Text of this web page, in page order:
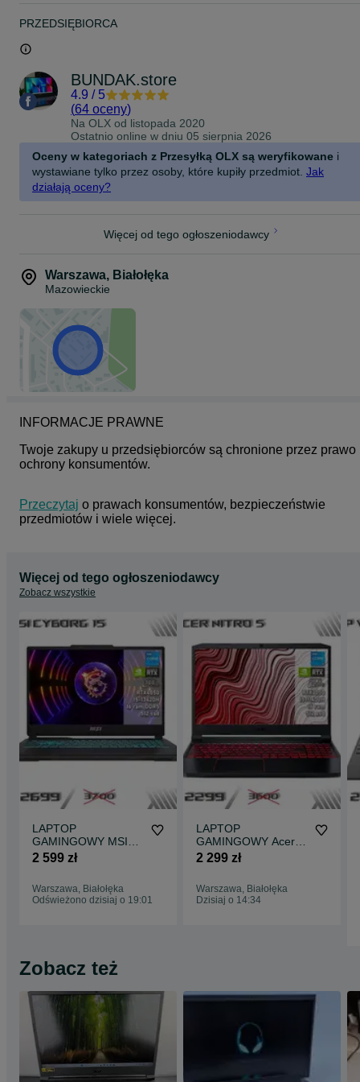
ścinek i lagów.
laptop gamingowy, laptop do gier, komputer do gier, mocny laptop,
laptop dla gracza, notebook gamingowy, sprzęt dla gracza, szybki
laptop, laptop z gwarancją, laptop do gamingu, laptop do FPS,
laptop do e-sportu, laptop do streamowania, laptop do
przenośny komputer do gier, laptop do grania, laptop dla
laptop na prezent, laptop dla nastolatka, laptop do domu i gier
PRZEDSIĘBIORCA
BUNDAK.store
4.9 / 5
(64 oceny)
Na OLX od listopada 2020
Ostatnio online w dniu 05 sierpnia 2026
Oceny w kategoriach z Przesyłką OLX są weryfikowane i
wystawiane tylko przez osoby, które kupiły przedmiot. Jak
działają oceny?
Więcej od tego ogłoszeniodawcy
Warszawa, Białołęka
Mazowieckie
INFORMACJE PRAWNE
Twoje zakupy u przedsiębiorców są chronione przez prawo
ochrony konsumentów.
Przeczytaj o prawach konsumentów, bezpieczeństwie
przedmiotów i wiele więcej.
Więcej od tego ogłoszeniodawcy
Zobacz wszystkie
LAPTOP
GAMINGOWY MSI
Cyborg 15 RTX 4050
2 599 zł
Warszawa, Białołęka
Odświeżono dzisiaj o 19:01
LAPTOP
GAMINGOWY Acer
Nitro RTX 3050 Intel
2 299 zł
Warszawa, Białołęka
Dzisiaj o 14:34
Zobacz też